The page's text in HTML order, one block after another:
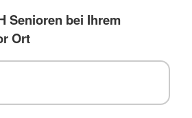
Senioren bei Ihrem
Ort